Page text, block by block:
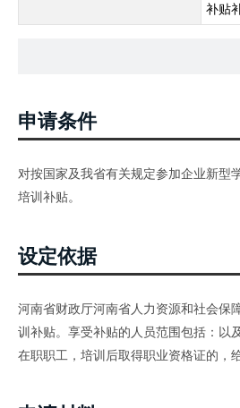
补贴
申请条件
对按国家及我省有关规定参加企业新型
培训补贴。
设定依据
河南省财政厅河南省人力资源和社会保
训补贴。享受补贴的人员范围包括：以
在职职工，培训后取得职业资格证的，